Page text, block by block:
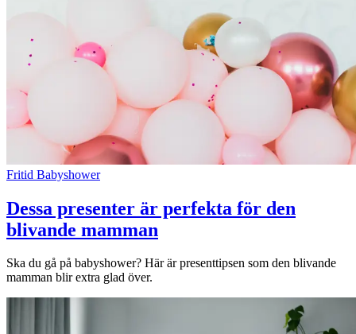
Fritid Babyshower
Dessa presenter är perfekta för den
blivande mamman
Ska du gå på babyshower? Här är presenttipsen som den blivande
mamman blir extra glad över.